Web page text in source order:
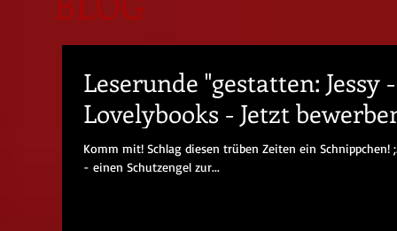
Leserunde "gestatten: Jessy
Lovelybooks - Jetzt
Komm mit! Schlag diesen trüben Zeiten ein
- einen Schutzengel zur...